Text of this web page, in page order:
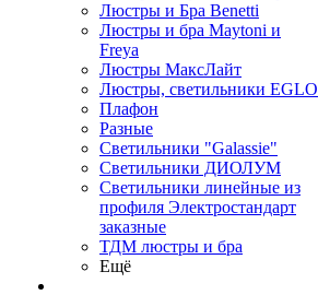
Люстры и Бра Benetti
Люстры и бра Maytoni и
Freya
Люстры МаксЛайт
Люстры, светильники EGLO
Плафон
Разные
Светильники "Galassie"
Светильники ДИОЛУМ
Светильники линейные из
профиля Электростандарт
заказные
ТДМ люстры и бра
Ещё